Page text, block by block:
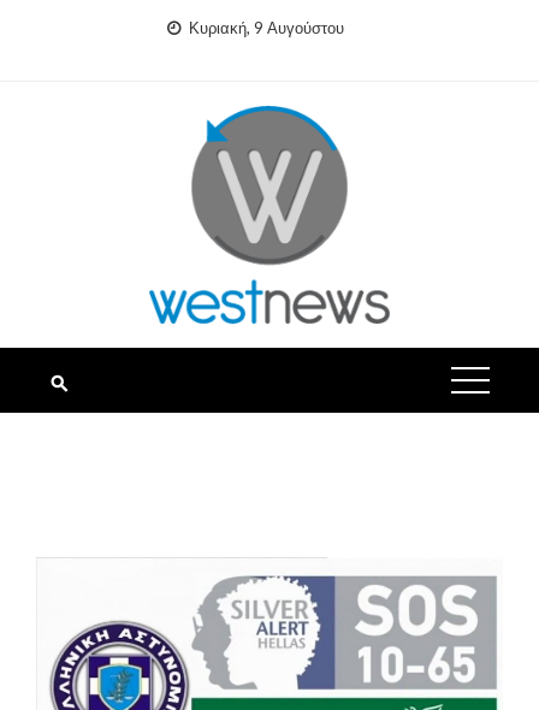
Κυριακή, 9 Αυγούστου